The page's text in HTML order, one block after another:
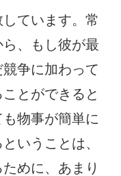
ています。常
、もし彼が最
争に加わって
とができると
物事が簡単に
いうことは、
めに、あまり